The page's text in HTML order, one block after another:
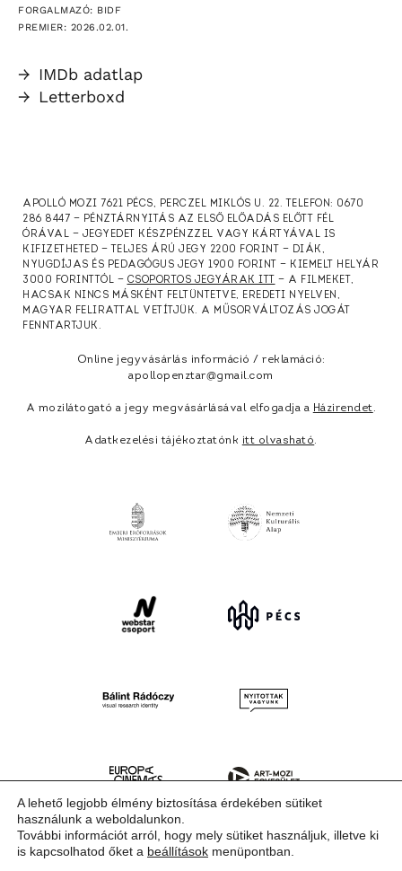
FORGALMAZÓ: BIDF
PREMIER: 2026.02.01.
→ IMDb adatlap
→ Letterboxd
APOLLÓ MOZI 7621 PÉCS, PERCZEL MIKLÓS U. 22. TELEFON: 0670
286 8447 — PÉNZTÁRNYITÁS AZ ELSŐ ELŐADÁS ELŐTT FÉL
ÓRÁVAL — JEGYEDET KÉSZPÉNZZEL VAGY KÁRTYÁVAL IS
KIFIZETHETED — TELJES ÁRÚ JEGY 2200 FORINT — DIÁK,
NYUGDÍJAS ÉS PEDAGÓGUS JEGY 1900 FORINT — KIEMELT HELYÁR
3000 FORINTTÓL — CSOPORTOS JEGYÁRAK ITT
— A FILMEKET,
HACSAK NINCS MÁSKÉNT FELTÜNTETVE, EREDETI NYELVEN,
MAGYAR FELIRATTAL VETÍTJÜK. A MŰSORVÁLTOZÁS JOGÁT
FENNTARTJUK.
Online jegyvásárlás információ / reklamáció:
apollopenztar@gmail.com
A mozilátogató a jegy megvásárlásával elfogadja a Házirendet.
Adatkezelési tájékoztatónk itt olvasható.
A lehető legjobb élmény biztosítása érdekében sütiket
használunk a weboldalunkon.
További információt arról, hogy mely sütiket használjuk, illetve ki
is kapcsolhatod őket a beállítások menüpontban.